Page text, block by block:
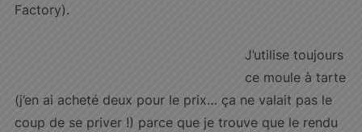
Factory).
J’utilise toujours
ce moule à tarte
(j’en ai acheté deux pour le prix… ça ne valait pas le
coup de se priver !) parce que je trouve que le rendu